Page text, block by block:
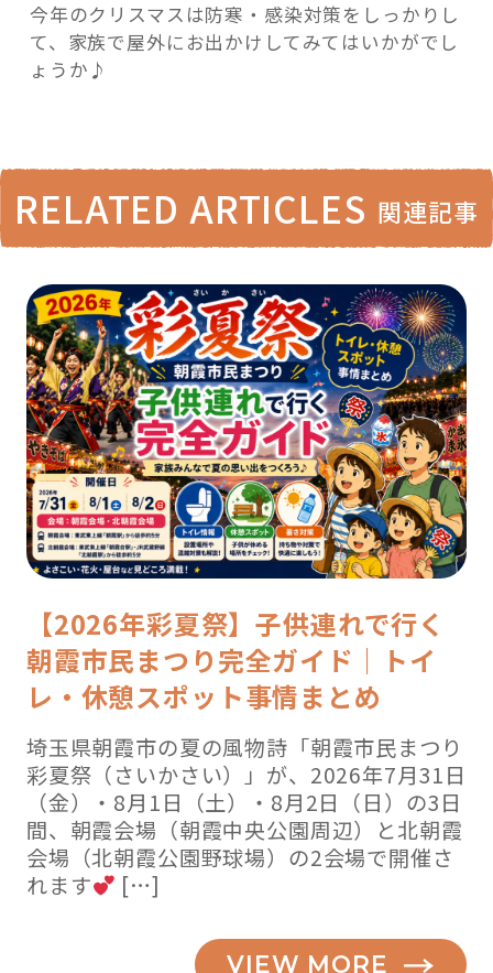
今年のクリスマスは防寒・感染対策をしっかりし
て、家族で屋外にお出かけしてみてはいかがでし
ょうか♪
RELATED ARTICLES 関連記事
【2026年彩夏祭】子供連れで行く
朝霞市民まつり完全ガイド｜トイ
レ・休憩スポット事情まとめ
埼玉県朝霞市の夏の風物詩「朝霞市民まつり
彩夏祭（さいかさい）」が、2026年7月31日
（金）・8月1日（土）・8月2日（日）の3日
間、朝霞会場（朝霞中央公園周辺）と北朝霞
会場（北朝霞公園野球場）の2会場で開催さ
れます
[…]
VIEW MORE